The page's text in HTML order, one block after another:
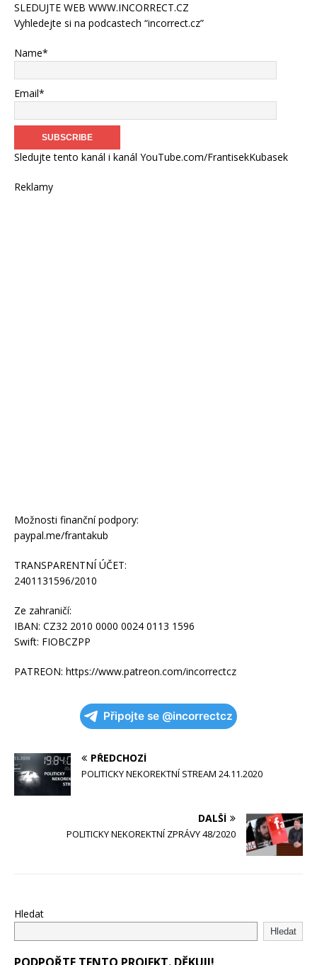
SLEDUJTE WEB WWW.INCORRECT.CZ
Vyhledejte si na podcastech “incorrect.cz”
Name*
Email*
Sledujte tento kanál i kanál YouTube.com/FrantisekKubasek
Reklamy
Možnosti finanční podpory:
paypal.me/frantakub
TRANSPARENTNÍ ÚČET:
2401131596/2010
Ze zahraničí:
IBAN: CZ32 2010 0000 0024 0113 1596
Swift: FIOBCZPP
PATREON: https://www.patreon.com/incorrectcz
Připojte se @incorrectcz
PŘEDCHOZÍ
POLITICKY NEKOREKTNÍ STREAM 24.11.2020
DALŠÍ
POLITICKY NEKOREKTNÍ ZPRÁVY 48/2020
Hledat
Hledat